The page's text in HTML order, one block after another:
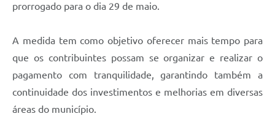
prorrogado para o dia 29 de maio.
A medida tem como objetivo oferecer mais tempo para
que os contribuintes possam se organizar e realizar o
pagamento com tranquilidade, garantindo também a
continuidade dos investimentos e melhorias em diversas
áreas do município.